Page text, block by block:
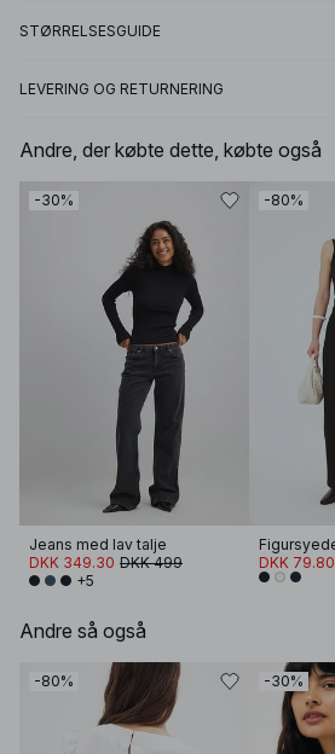
STØRRELSESGUIDE
LEVERING OG RETURNERING
Andre, der købte dette, købte også
-30%
Jeans med lav talje
DKK 349.30 DKK 499
+5
-80%
DKK 79.80
Andre så også
-80% -30%